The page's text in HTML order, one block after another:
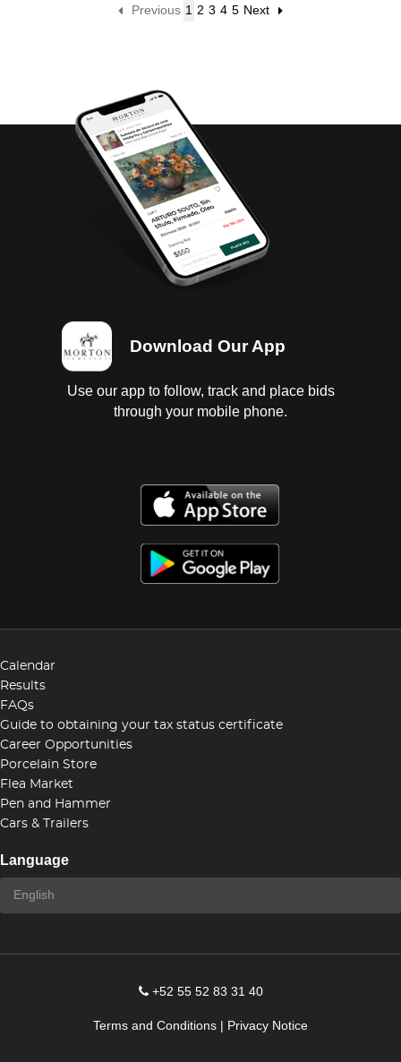
Previous 1 2 3 4 5 Next
Download Our App
Use our app to follow, track and place bids
through your mobile phone.
Calendar
Results
FAQs
Guide to obtaining your tax status certificate
Career Opportunities
Porcelain Store
Flea Market
Pen and Hammer
Cars & Trailers
Language
+52 55 52 83 31 40
Terms and Conditions | Privacy Notice